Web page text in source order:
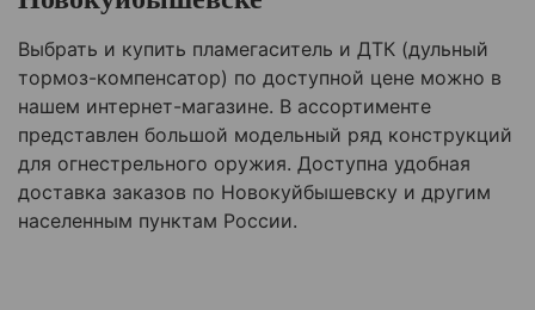
Выбрать и купить пламегаситель и ДТК (дульный
тормоз-компенсатор) по доступной цене можно в
нашем интернет-магазине. В ассортименте
представлен большой модельный ряд конструкций
для огнестрельного оружия. Доступна удобная
доставка заказов по Новокуйбышевску и другим
населенным пунктам России.